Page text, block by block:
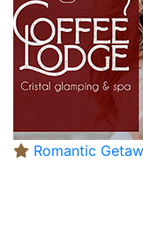
Romantic